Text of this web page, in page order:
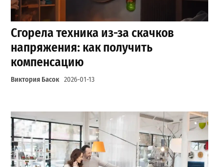
Сгорела техника из-за скачков
напряжения: как получить
компенсацию
Виктория Басок 2026-01-13